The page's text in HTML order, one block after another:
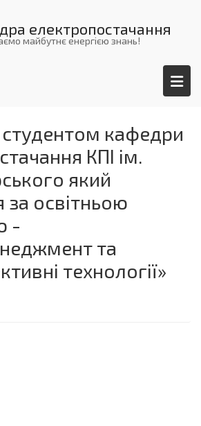
електропостачання
майбутнє енергією знань!
студентом кафедри
КПІ ім.
який
за освітньою
-
та
технології»